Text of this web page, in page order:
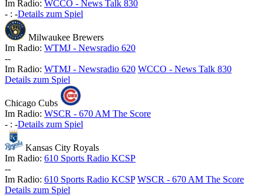
Im Radio: WCCO - News Talk 830
- : -Details zum Spiel
Milwaukee Brewers
Im Radio: WTMJ - Newsradio 620
--
Im Radio: WTMJ - Newsradio 620 WCCO - News Talk 830
Details zum Spiel
Chicago Cubs
Im Radio: WSCR - 670 AM The Score
- : -Details zum Spiel
Kansas City Royals
Im Radio: 610 Sports Radio KCSP
--
Im Radio: 610 Sports Radio KCSP WSCR - 670 AM The Score
Details zum Spiel